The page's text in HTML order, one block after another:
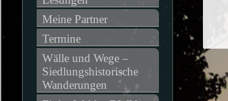
Meine Partner
Termine
Wälle und Wege –
Siedlungshistorische
Wanderungen